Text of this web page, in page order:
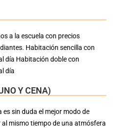
a la escuela con precios
Habitación sencilla con
día Habitación doble con
día
Y CENA)
sin duda el mejor modo de
mismo tiempo de una atmósfera